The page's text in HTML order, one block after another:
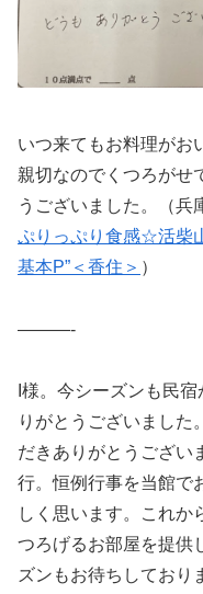
いつ来てもお料理がお
親切なのでくつろがせ
うございました。（
ぷりっぷり食感☆活柴
基本P”＜香住＞ ）
———-
I様。今シーズンも民
りがとうございました
だきありがとうござい
行。恒例行事を当館で
しく思います。これか
つろげるお部屋を提供
ズンもお待ちしており